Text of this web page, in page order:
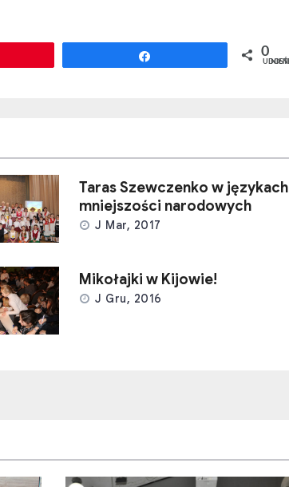
0
UDOSTĘPNIEŃ
Taras Szewczenko w językach
mniejszości narodowych
J Mar, 2017
Mikołajki w Kijowie!
J Gru, 2016